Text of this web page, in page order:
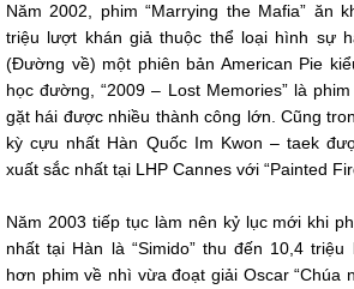
Năm 2002, phim “Marrying the Mafia” ăn
triệu lượt khán giả thuộc thể loại hình sự
(Đường về) một phiên bản American Pie
học đường, “2009 – Lost Memories” là
gặt hái được nhiều thành công lớn. Cũng
kỳ cựu nhất Hàn Quốc Im Kwon – taek
xuất sắc nhất tại LHP Cannes với “Painted
Năm 2003 tiếp tục làm nên kỷ lục mới khi
nhất tại Hàn là “Simido” thu đến 10,4
hơn phim về nhì vừa đoạt giải Oscar “Chúa